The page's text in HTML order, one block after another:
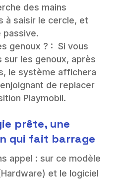
des mains
à saisir le cercle, et
passive.
genoux ? : Si vous
sur les genoux, après
le système affichera
de replacer
Playmobil.
prête, une
qui fait barrage
appel : sur ce modèle
et le logiciel